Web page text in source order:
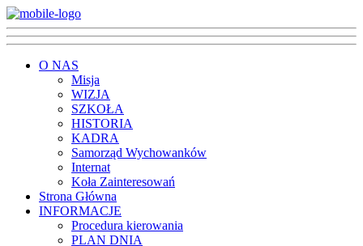
O NAS
Misja
WIZJA
SZKOŁA
HISTORIA
KADRA
Samorząd Wychowanków
Internat
Koła Zainteresowań
Strona Główna
INFORMACJE
Procedura kierowania
PLAN DNIA